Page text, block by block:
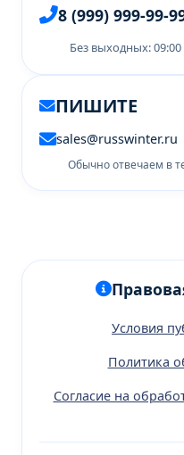
8 (999) 999-99-
Без выходных:
ПИШИТЕ
sales@russwinter.ru
Обычно отвечаем в
Условия
Политика
Согласие на